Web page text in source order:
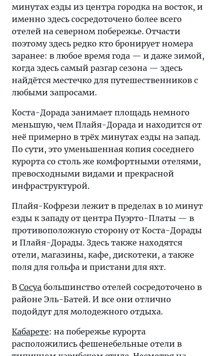
минутах езды из центра городка на восток, и
именно здесь сосредоточено более всего
отелей на северном побережье. Отчасти
поэтому здесь редко кто бронирует номера
заранее: в любое время года — и даже зимой,
когда здесь самый разгар сезона — здесь
найдётся местечко для путешественников с
любыми запросами.
Коста-Дорада занимает площадь немного
меньшую, чем Плайя-Дорада и находится от
неё примерно в трёх минутах езды на запад.
По сути, это уменьшенная копия соседнего
курорта со столь же комфортными отелями,
превосходными видами и прекрасной
инфраструктурой.
Плайя-Кофрези лежит в пределах в 10 минут
езды к западу от центра Пуэрто-Платы — в
противоположную сторону от Коста-Дорады
и Плайя-Дорады. Здесь также находятся
отели, магазины, кафе, дискотеки, а также
поля для гольфа и пристани для яхт.
В Сосуа большинство отелей сосредоточено в
районе Эль-Батей. И все они отлично
подойдут для молодежного отдыха.
Кабарете: на побережье курорта
расположились фешенебельные отели в